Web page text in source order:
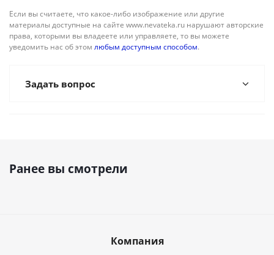
Если вы считаете, что какое-либо изображение или другие
материалы доступные на сайте www.nevateka.ru нарушают авторские
права, которыми вы владеете или управляете, то вы можете
уведомить нас об этом любым доступным способом.
Задать вопрос
Ранее вы смотрели
Компания